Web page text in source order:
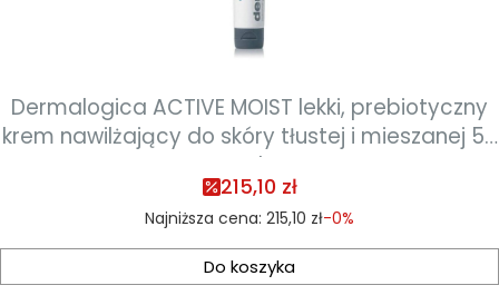
Dermalogica ACTIVE MOIST lekki, prebiotyczny
krem nawilżający do skóry tłustej i mieszanej 50
ml
215,10 zł
Najniższa cena: 215,10 zł-0%
Do koszyka